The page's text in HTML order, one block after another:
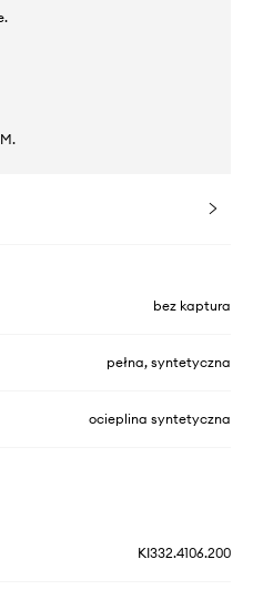
bez kaptura
pełna, syntetyczna
ocieplina syntetyczna
KI332.4106.200